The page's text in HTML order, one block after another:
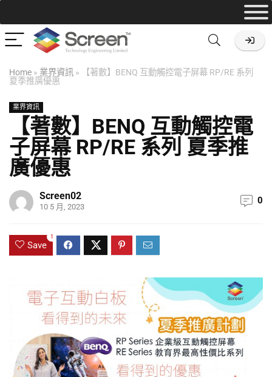
Home » 業界資訊 »
【著數】BENQ 互動觸控電子屏幕 RP/RE 系列
夏季推廣優惠
業界資訊
【著數】BENQ 互動觸控電
子屏幕 RP/RE 系列 夏季推
廣優惠
Screen02
10 5 月, 2023
0
Save
1